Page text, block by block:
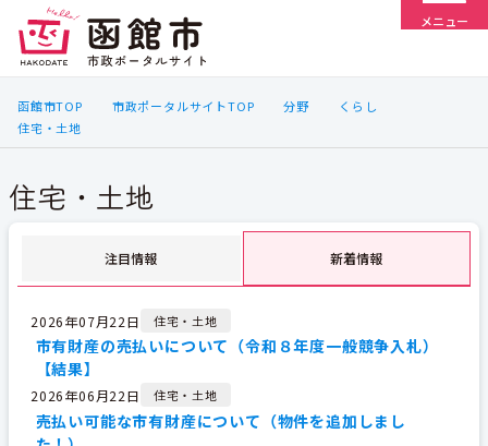
メニュー
函館市TOP 市政ポータルサイトTOP 分野
くらし
住宅・土地
住宅・土地
注目情報 新着情報
2026年07月22日 住宅・土地
市有財産の売払いについて（令和８年度一般競争入札）
【結果】
2026年06月22日 住宅・土地
売払い可能な市有財産について（物件を追加しまし